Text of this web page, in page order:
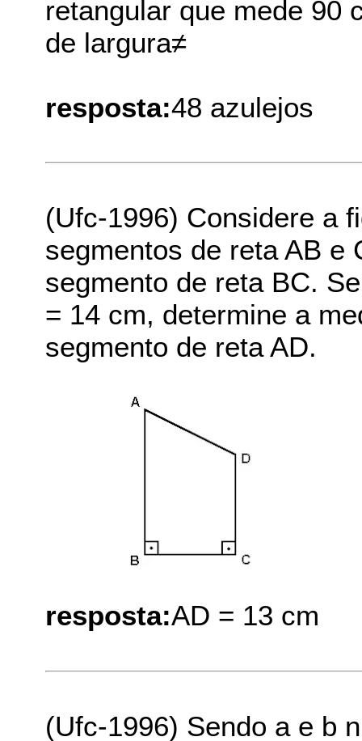
retangular que mede 90
de largura≠
resposta:48 azulejos
(Ufc-1996) Considere a
segmentos de reta AB e
segmento de reta BC.
= 14 cm, determine a
segmento de reta AD.
resposta:AD = 13 cm
(Ufc-1996) Sendo a e b